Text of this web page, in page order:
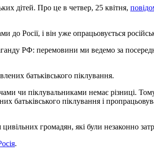
дітей. Про це в четвер, 25 квітня,
до Росії, і він уже опрацьовується
РФ: перемовини ми ведемо за
батьківського піклування.
піклувальниками немає різниці. Тому
батьківського піклування і
громадян, які були незаконно
.